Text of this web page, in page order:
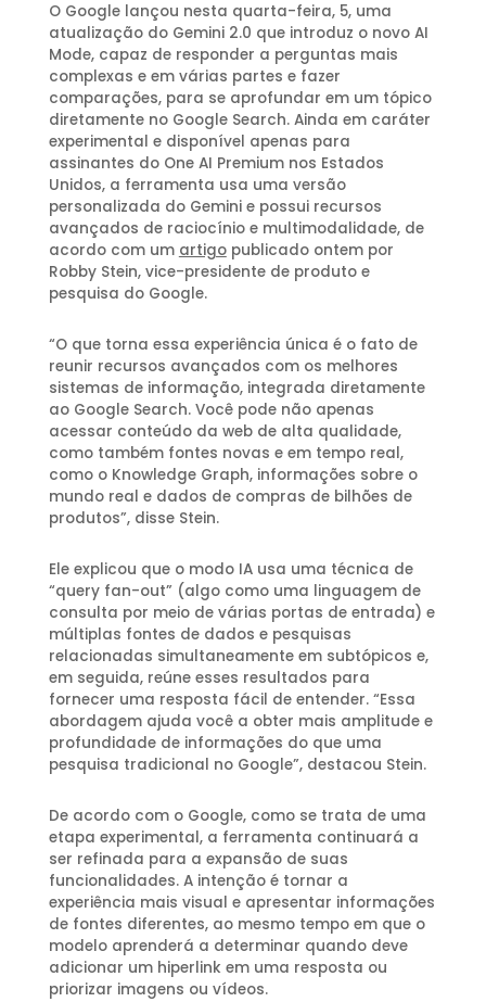
O Google lançou nesta quarta-feira, 5, uma
atualização do Gemini 2.0 que introduz o novo AI
Mode, capaz de responder a perguntas mais
complexas e em várias partes e fazer
comparações, para se aprofundar em um tópico
diretamente no Google Search. Ainda em caráter
experimental e disponível apenas para
assinantes do One AI Premium nos Estados
Unidos, a ferramenta usa uma versão
personalizada do Gemini e possui recursos
avançados de raciocínio e multimodalidade, de
acordo com um artigopublicado ontem por
Robby Stein, vice-presidente de produto e
pesquisa do Google.
“O que torna essa experiência única é o fato de
reunir recursos avançados com os melhores
sistemas de informação, integrada diretamente
ao Google Search. Você pode não apenas
acessar conteúdo da web de alta qualidade,
como também fontes novas e em tempo real,
como o Knowledge Graph, informações sobre o
mundo real e dados de compras de bilhões de
produtos”, disse Stein.
Ele explicou que o modo IA usa uma técnica de
“query fan-out” (algo como uma linguagem de
consulta por meio de várias portas de entrada) e
múltiplas fontes de dados e pesquisas
relacionadas simultaneamente em subtópicos e,
em seguida, reúne esses resultados para
fornecer uma resposta fácil de entender. “Essa
abordagem ajuda você a obter mais amplitude e
profundidade de informações do que uma
pesquisa tradicional no Google”, destacou Stein.
De acordo com o Google, como se trata de uma
etapa experimental, a ferramenta continuará a
ser refinada para a expansão de suas
funcionalidades. A intenção é tornar a
experiência mais visual e apresentar informações
de fontes diferentes, ao mesmo tempo em que o
modelo aprenderá a determinar quando deve
adicionar um hiperlink em uma resposta ou
priorizar imagens ou vídeos.